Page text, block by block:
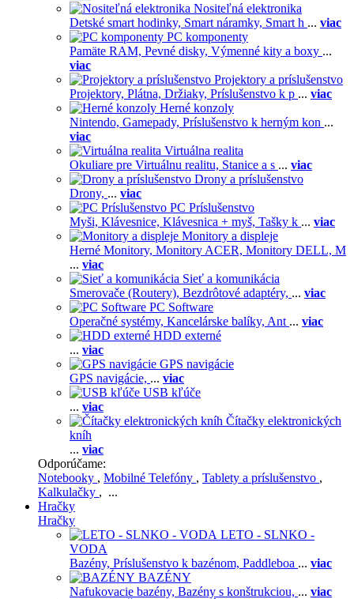
Nositeľná elektronika
Detské smart hodinky, Smart náramky, Smart h ... viac
PC komponenty
Pamäte RAM, Pevné disky, Výmenné kity a boxy ...
viac
Projektory a príslušenstvo
Projektory, Plátna, Držiaky, Príslušenstvo k p ... viac
Herné konzoly
Nintendo, Gamepady, Príslušenstvo k herným kon ...
viac
Virtuálna realita
Okuliare pre Virtuálnu realitu, Stanice a s ... viac
Drony a príslušenstvo
Drony, ... viac
PC Príslušenstvo
Myši, Klávesnice, Klávesnica + myš, Tašky k ... viac
Monitory a displeje
Herné Monitory, Monitory ACER, Monitory DELL, M
... viac
Sieť a komunikácia
Smerovače (Routery), Bezdrôtové adaptéry, ... viac
PC Software
Operačné systémy, Kancelárske balíky, Ant ... viac
HDD externé
... viac
GPS navigácie
GPS navigácie, ... viac
USB kľúče
... viac
Čítačky elektronických
kníh
... viac
Odporúčame:
Notebooky , Mobilné Telefóny , Tablety a príslušenstvo ,
Kalkulačky , ...
Hračky
Hračky
LETO - SLNKO -
VODA
Bazény, Príslušenstvo k bazénom, Paddleboa ... viac
BAZÉNY
Nafukovacie bazény, Bazény s konštrukciou, ... viac